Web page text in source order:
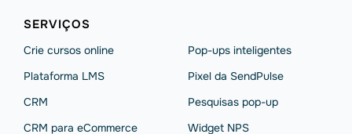
SERVIÇOS
Crie cursos online
Plataforma LMS
CRM
CRM para eCommerce
Pop-ups inteligentes
Pixel da SendPulse
Pesquisas pop-up
Widget NPS